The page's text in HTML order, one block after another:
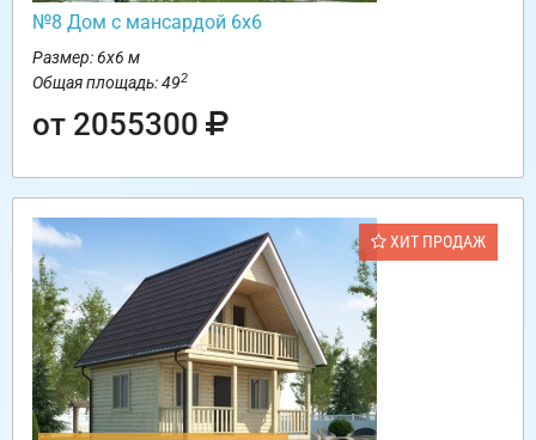
№8 Дом с мансардой 6х6
Размер: 6х6 м
Общая площадь: 492
от 2055300
ХИТ ПРОДАЖ